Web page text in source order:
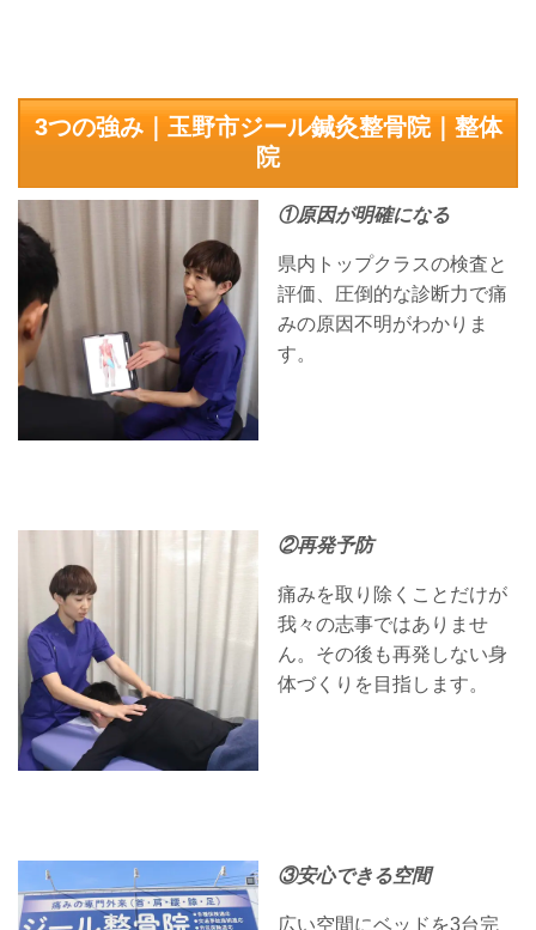
3つの強み｜玉野市ジール鍼灸整骨院｜整体
院
①原因が明確になる
県内トップクラスの検査と
評価、圧倒的な診断力で痛
みの原因不明がわかりま
す。
②再発予防
痛みを取り除くことだけが
我々の志事ではありませ
ん。その後も再発しない身
体づくりを目指します。
③安心できる空間
広い空間にベッドを3台完